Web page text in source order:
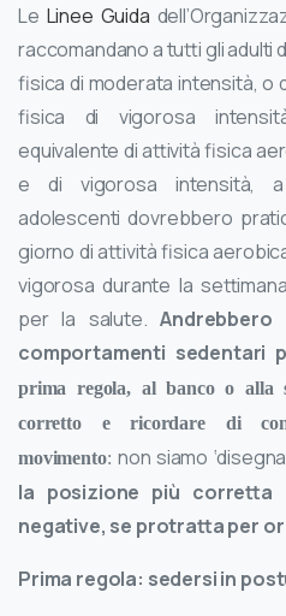
Le Linee Guida
raccomandano a tutti gli adulti
fisica di moderata intensità, o
fisica di vigorosa
equivalente di attività fisica
e di vigorosa intensità,
adolescenti dovrebbero
giorno di attività fisica
vigorosa durante la
per la salute.
comportamenti sedentari
prima regola, al banco o alla
corretto e ricordare di
movimento: non siamo
la posizione più corretta
negative, se protratta per
Prima regola: sedersi in